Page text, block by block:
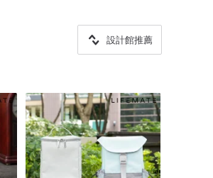
設計館推薦